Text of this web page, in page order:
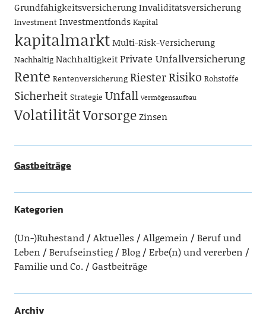
GrundfähigkeitsversicherungInvaliditätsversicherung
Investment Investmentfonds Kapital
kapitalmarktMulti-Risk-Versicherung
Nachhaltig NachhaltigkeitPrivate Unfallversicherung
Rente Rentenversicherung RiesterRisiko Rohstoffe
Sicherheit Strategie Unfall Vermögensaufbau
VolatilitätVorsorgeZinsen
Gastbeiträge
Kategorien
(Un-)Ruhestand Aktuelles Allgemein
Beruf und
Leben
Berufseinstieg Blog
Erbe(n) und vererben
Familie und Co.
Gastbeiträge
Archiv